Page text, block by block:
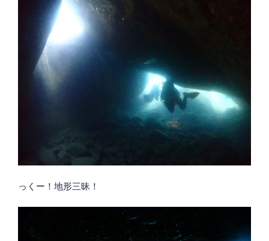
っくー！地形三昧！